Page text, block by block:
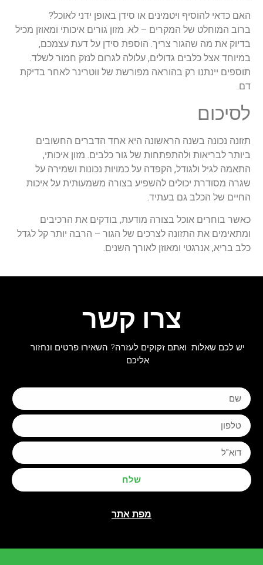
האם כדאי להוסיף ויטמינים או סידן באופן ידני לאוכל?
ברוב המוחלט של המקרים – לא. מזון גורים איכותי ומאוזן מכיל
בדיוק את מה שהגור צריך. הוספת סידן על דעת עצמכם,
במיוחד אצל כלבים גדולים, עלולה לגרום לנזק חמור לשלד.
תוספים יינתנו רק בהוראה מפורשת של ווטרינר לאחר בדיקת
דם.
לסיכום
תזונה נכונה בשנה הראשונה היא אחד הדברים החשובים
ביותר לבריאות ולהתפתחות של גור כלבים. מזון איכותי,
התאמה לגיל ולגודל, הקפדה על כמויות נכונות ושמירה על
שגרה מסודרת יכולים להשפיע בצורה משמעותית על איכות
החיים של הכלב גם בעתיד.
כאשר בוחרים אוכל בצורה מודעת, בודקים את הרכיבים
ומתאימים את התזונה לצרכים של הגור – הרבה יותר קל לגדל
כלב בריא, אנרגטי ומאוזן לאורך השנים.
צרו קשר
יש לכם שאלות ואתם זקוקים לעזרה? השאירו פרטים ונחזור
אליכם
שלח
מפת אתר